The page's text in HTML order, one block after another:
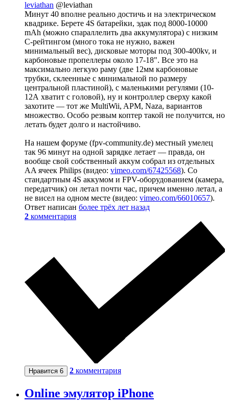
leviathan @leviathan
Минут 40 вполне реально достичь и на электрическом
квадрике. Берете 4S батарейки, эдак под 8000-10000
mAh (можно спараллелить два аккумулятора) с низким
C-рейтингом (много тока не нужно, важен
минимальный вес), дисковые моторы под 300-400kv, и
карбоновыe пропеллеры около 17-18". Все это на
максимально легкую раму (две 12мм карбоновые
трубки, склеенные с минимальной по размеру
центральной пластиной), с маленькими регулями (10-
12А хватит с головой), ну и контроллер сверху какой
захотите — тот жe MultiWii, APM, Nazа, вариантов
множество. Особо резвым коптер такой не получится, но
летать будет долго и настойчиво.
На нашем форуме (fpv-community.de) местный умелец
так 96 минут на одной зарядке летает — правда, он
вообще свой собственный аккум собрал из отдельных
AA ячеек Philips (видео: vimeo.com/67425568). Сo
стандартным 4S аккумом и FPV-оборудованием (камера,
передатчик) он летал почти час, причем именно летал, а
не висел на одном месте (видео: vimeo.com/66010657).
Ответ написан более трёх лет назад
2 комментария
Нравится 6 2 комментария
Online эмулятор iPhone